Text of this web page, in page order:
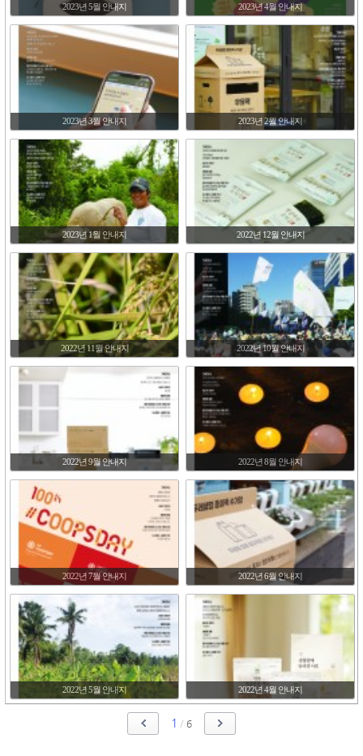
2023년 5월 안내지 2023년 4월 안내지
2023년 3월 안내지 2023년 2월 안내지
2023년 1월 안내지 2022년 12월 안내지
2022년 11월 안내지 2022년 10월 안내지
2022년 9월 안내지 2022년 8월 안내지
2022년 7월 안내지 2022년 6월 안내지
2022년 5월 안내지 2022년 4월 안내지
1 / 6